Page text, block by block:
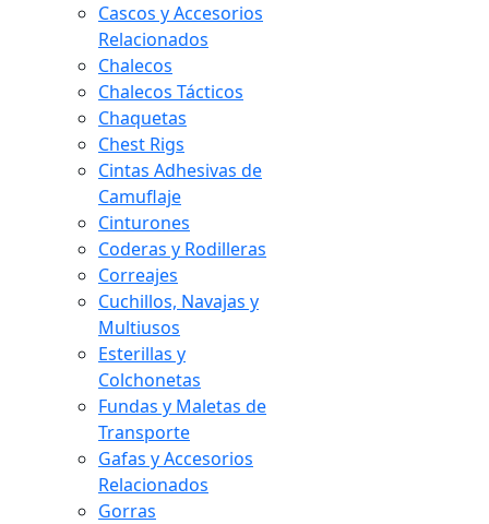
Cascos y Accesorios
Relacionados
Chalecos
Chalecos Tácticos
Chaquetas
Chest Rigs
Cintas Adhesivas de
Camuflaje
Cinturones
Coderas y Rodilleras
Correajes
Cuchillos, Navajas y
Multiusos
Esterillas y
Colchonetas
Fundas y Maletas de
Transporte
Gafas y Accesorios
Relacionados
Gorras